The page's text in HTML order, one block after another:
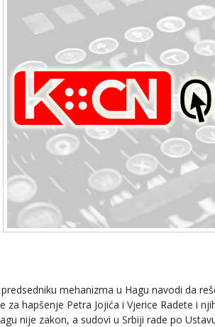
mehanizma u Hagu navodi da
za hapšenje Petra Jojića i Vjerice Radete i
nije zakon, a sudovi u Srbiji rade po